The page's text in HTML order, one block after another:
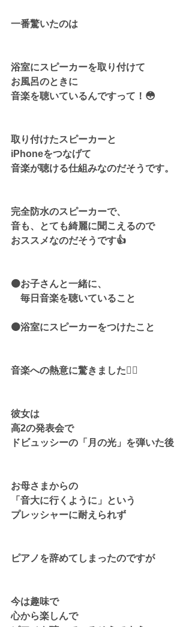
一番驚いたのは
浴室にスピーカーを取り付けて
お風呂のときに
音楽を聴いているんですって！😳
取り付けたスピーカーと
iPhoneをつなげて
音楽が聴ける仕組みなのだそうです。
完全防水のスピーカーで、
音も、とても綺麗に聞こえるので
おススメなのだそうです👍
🟠お子さんと一緒に、
毎日音楽を聴いていること
🟠浴室にスピーカーをつけたこと
音楽への熱意に驚きました❤️‍🔥
彼女は
高2の発表会で
ドビュッシーの「月の光」を弾いた後
お母さまからの
「音大に行くように」という
プレッシャーに耐えられず
ピアノを辞めてしまったのですが
今は趣味で
心から楽しんで